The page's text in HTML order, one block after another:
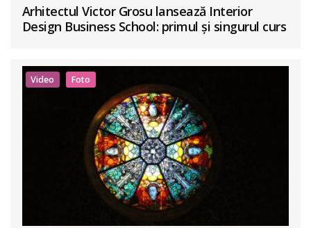
Arhitectul Victor Grosu lansează Interior
Design Business School: primul și singurul curs
Video Foto